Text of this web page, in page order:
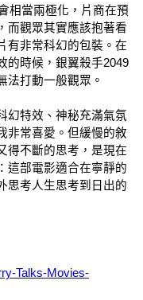
相當兩極化，片商在預
而觀眾其實應該抱著看
有非常科幻的包裝。在
的時候，銀翼殺手2049
法打動一般觀眾。
幻特效、神秘充滿氣氛
非常喜愛。但緩慢的敘
得不斷的思考，是現在
這部電影適合在寧靜的
思考人生思考到日出的
Talks-Movies-